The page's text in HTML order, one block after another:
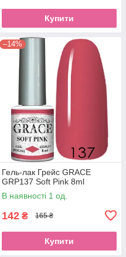
Купити
–14%
Гель-лак Грейс GRACE
GRP137 Soft Pink 8ml
В наявності 1 од.
142 ₴ 165 ₴
Купити